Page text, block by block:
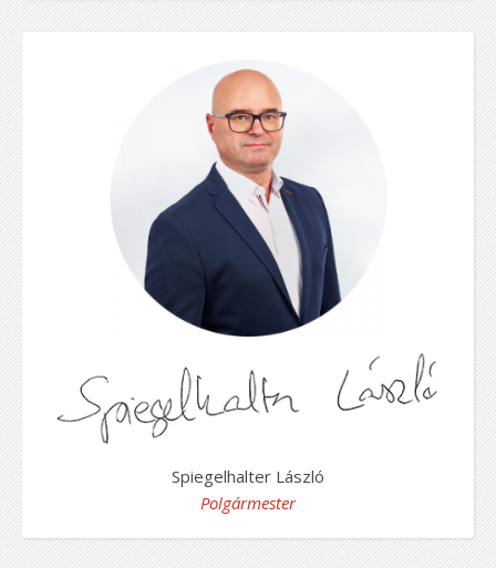
Spiegelhalter László
Polgármester